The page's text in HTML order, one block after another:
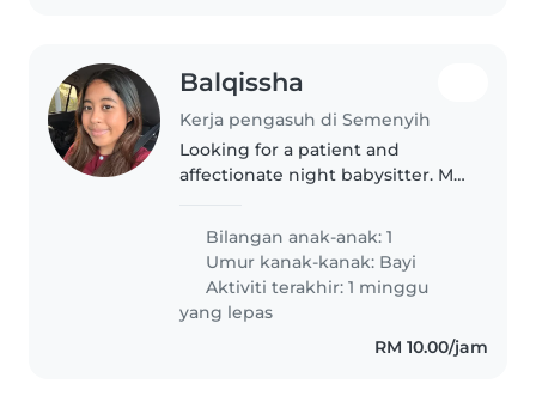
心的照顾环境。如您有兴趣或符合条
件，欢迎与我们联系，感谢您的阅读与
理解。
Balqissha
Kerja pengasuh di Semenyih
Looking for a patient and
affectionate night babysitter. My
someone who is an expert at
soothing babies to sleep. Your
main tasks will be feeding milk..
Bilangan anak-anak: 1
Umur kanak-kanak: Bayi
Aktiviti terakhir: 1 minggu
yang lepas
RM 10.00/jam